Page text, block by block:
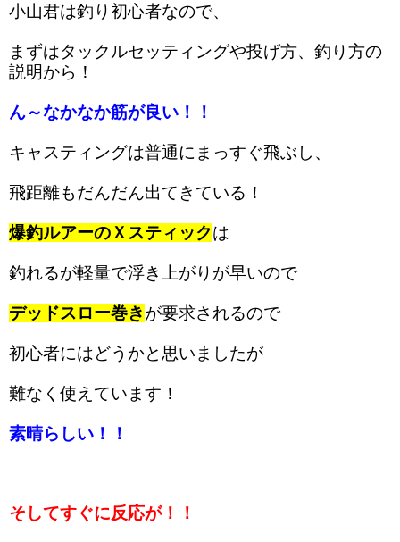
小山君は釣り初心者なので、
まずはタックルセッティングや投げ方、釣り方の
説明から！
ん～なかなか筋が良い！！
キャスティングは普通にまっすぐ飛ぶし、
飛距離もだんだん出てきている！
爆釣ルアーのＸスティックは
釣れるが軽量で浮き上がりが早いので
デッドスロー巻きが要求されるので
初心者にはどうかと思いましたが
難なく使えています！
素晴らしい！！
そしてすぐに反応が！！